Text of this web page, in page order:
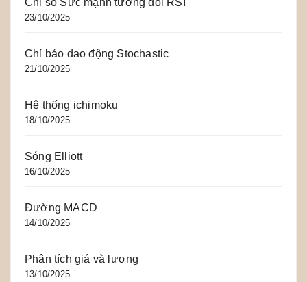
23/10/2025
Chỉ báo dao động Stochastic
21/10/2025
Hệ thống ichimoku
18/10/2025
Sóng Elliott
16/10/2025
Đường MACD
14/10/2025
Phân tích giá và lượng
13/10/2025